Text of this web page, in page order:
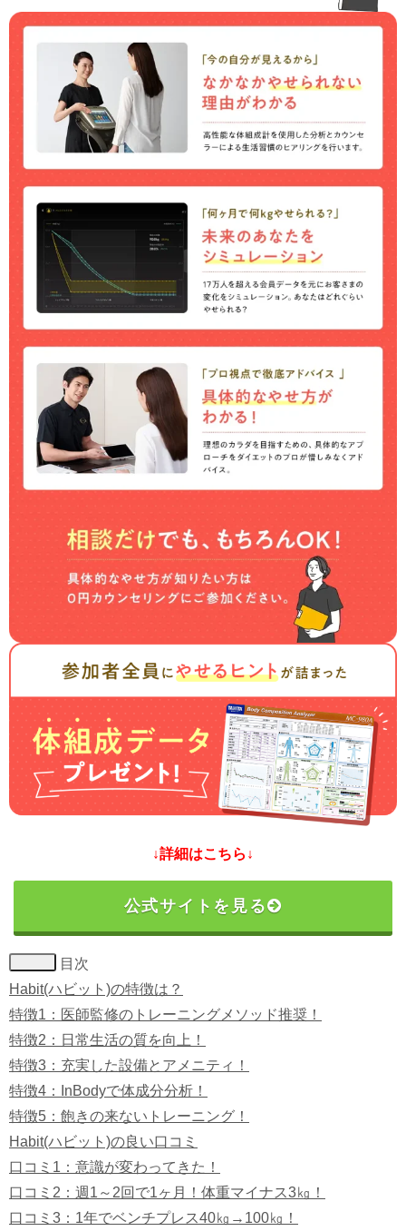
↓詳細はこちら↓
公式サイトを見る
目次
Habit(ハビット)の特徴は？
特徴1：医師監修のトレーニングメソッド推奨！
特徴2：日常生活の質を向上！
特徴3：充実した設備とアメニティ！
特徴4：InBodyで体成分分析！
特徴5：飽きの来ないトレーニング！
Habit(ハビット)の良い口コミ
口コミ1：意識が変わってきた！
口コミ2：週1～2回で1ヶ月！体重マイナス3㎏！
口コミ3：1年でベンチプレス40㎏→100㎏！